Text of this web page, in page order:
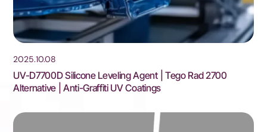
2025.10.08
UV-D7700D Silicone Leveling Agent | Tego Rad 2700
Alternative | Anti-Graffiti UV Coatings